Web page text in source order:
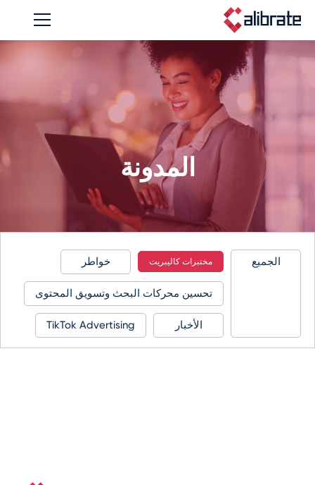
المدونة
الجميع مختبرات كاليبريت خواطر
تحسين محركات البحث وتسويق المحتوى
الأخبار TikTok Advertising